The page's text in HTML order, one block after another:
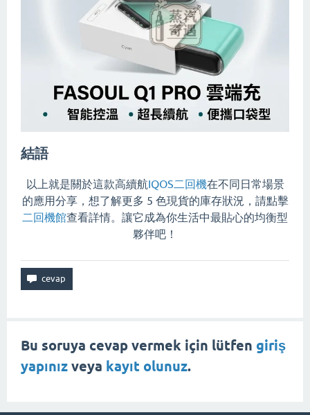
結語
以上就是關於這款高續航IQOS二回機在不同日常場景
的應用分享，想了解更多 5 色現貨的庫存狀況，請點擊
二回機館查看詳情。讓它成為你生活中最貼心的均衡型
夥伴吧！
Bu soruya cevap vermek için lütfen giriş
yapınız veya kayıt olunuz.